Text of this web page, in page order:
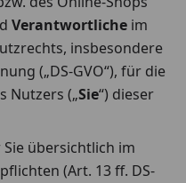
Verantwortliche im
insbesondere
(„DS-GVO“), für die
Nutzers („Sie“) dieser
übersichtlich im
(Art. 13 ff. DS-